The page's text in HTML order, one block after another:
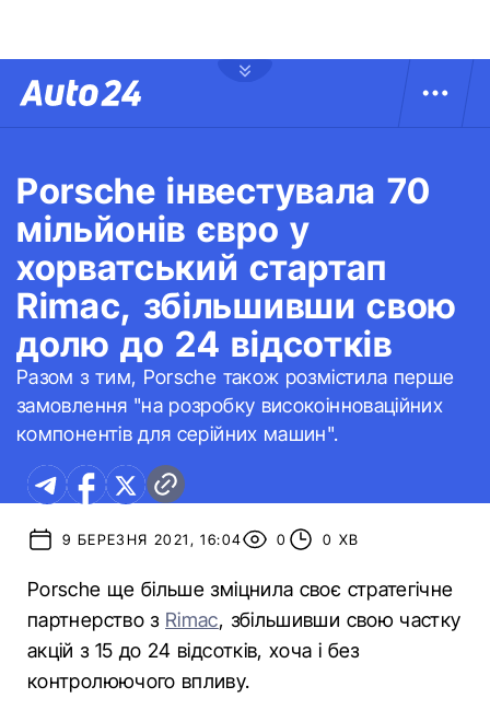
Porsche інвестувала 70
мільйонів євро у
хорватський стартап
Rimac, збільшивши свою
долю до 24 відсотків
Разом з тим, Porsche також розмістила перше
замовлення "на розробку високоінноваційних
компонентів для серійних машин".
9 БЕРЕЗНЯ 2021, 16:04 0 0 ХВ
Porsche ще більше зміцнила своє стратегічне
партнерство з Rimac, збільшивши свою частку
акцій з 15 до 24 відсотків, хоча і без
контролюючого впливу.